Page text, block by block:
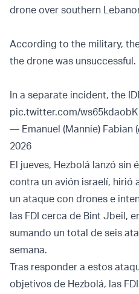
drone over southern
According to the military,
the drone was unsuccessful.
In a separate incident, the
pic.twitter.com/ws65kdaobK
— Emanuel (Mannie) Fabian
2026
El jueves, Hezbolá lanzó sin
contra un avión israelí, hirió
un ataque con drones e
las FDI cerca de Bint Jbeil,
sumando un total de seis
semana.
Tras responder a estos
objetivos de Hezbolá, las